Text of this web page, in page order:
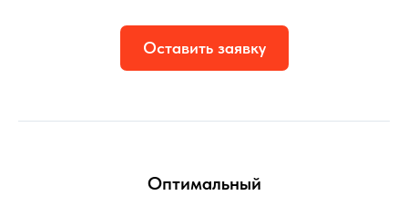
Оставить заявку
Оптимальный